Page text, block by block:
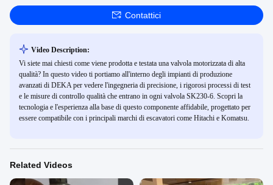
Contattici
Video Description:
Vi siete mai chiesti come viene prodotta e testata una valvola motorizzata di alta
qualità? In questo video ti portiamo all'interno degli impianti di produzione
avanzati di DEKA per vedere l'ingegneria di precisione, i rigorosi processi di test
e le misure di controllo qualità che entrano in ogni valvola SK230-6. Scopri la
tecnologia e l'esperienza alla base di questo componente affidabile, progettato per
essere compatibile con i principali marchi di escavatori come Hitachi e Komatsu.
Related Videos